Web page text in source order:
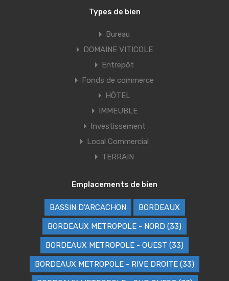
Types de bien
Bureau
DOMAINE VITICOLE
Entrepôt
Fonds de commerce
HÔTEL
IMMEUBLE
Investissement
Local Commercial
TERRAIN
Emplacements de bien
BASSIN D'ARCACHON BORDEAUX
BORDEAUX METROPOLE - NORD (33)
BORDEAUX METROPOLE - OUEST (33)
BORDEAUX METROPOLE - RIVE DROITE (33)